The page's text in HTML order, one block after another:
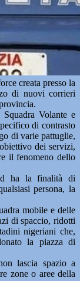
creata presso la
di nuovi corrieri
Volante e
di contrasto
di varie pattuglie,
dei servizi,
il fenomeno dello
ha la finalità di
persona, la
mobile e delle
di spaccio, ridotti
nigeriani che,
la piazza di
lascia spazio a
zone o aree della